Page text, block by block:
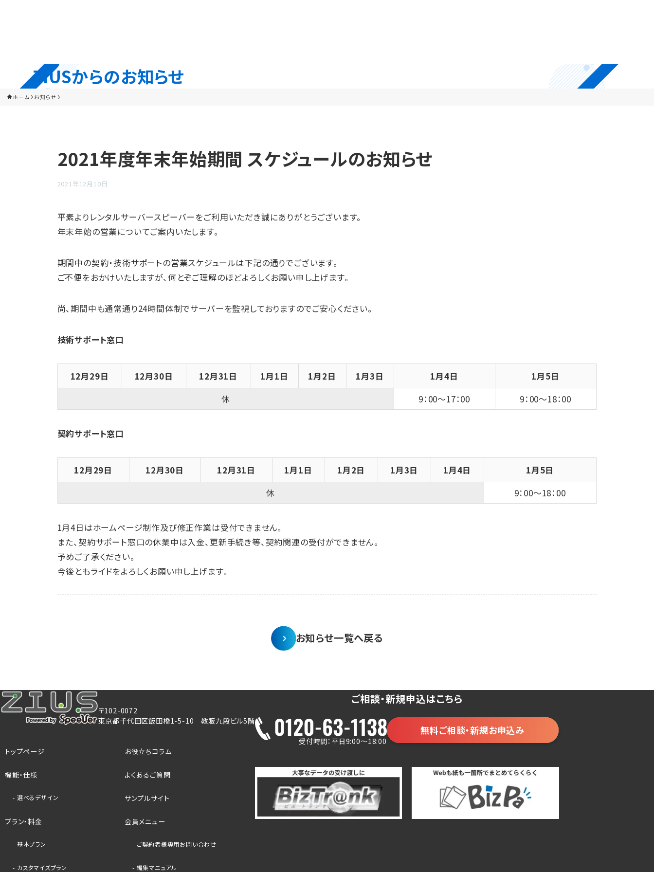
ZIUSからのお知らせ
ホーム お知らせ
2021年度年末年始期間 スケジュールのお知らせ
2021年12月10日
平素よりレンタルサーバースピーバーをご利用いただき誠にありがとうございます。
年末年始の営業についてご案内いたします。
期間中の契約・技術サポートの営業スケジュールは下記の通りでございます。
ご不便をおかけいたしますが、何とぞご理解のほどよろしくお願い申し上げます。
尚、期間中も通常通り24時間体制でサーバーを監視しておりますのでご安心ください。
技術サポート窓口
12月29日 12月30日 12月31日 1月1日 1月2日 1月3日 1月4日
1月5日
休
9：00～17：00 9：00～18：00
契約サポート窓口
12月29日 12月30日 12月31日 1月1日 1月2日 1月3日 1月4日
1月5日
休
9：00～18：00
1月4日はホームページ制作及び修正作業は受付できません。
また、契約サポート窓口の休業中は入金、更新手続き等、契約関連の受付ができません。
予めご了承ください。
今後ともライドをよろしくお願い申し上げます。
お知らせ一覧へ戻る
〒102-0072
東京都千代田区飯田橋1-5-10 教販九段ビル5階
トップページ
機能・仕様
選べるデザイン
プラン・料金
基本プラン
カスタマイズプラン
お役立ちコラム
よくあるご質問
サンプルサイト
会員メニュー
ご契約者様専用お問い合わせ
編集マニュアル
ご相談・新規申込はこちら
受付時間：平日9:00～18:00
無料ご相談・新規お申込み